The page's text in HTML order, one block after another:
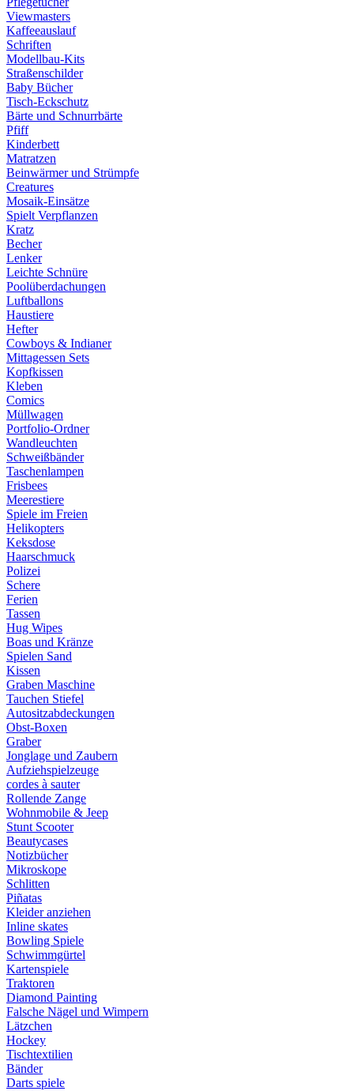
Viewmasters
Kaffeeauslauf
Schriften
Modellbau-Kits
Straßenschilder
Baby Bücher
Tisch-Eckschutz
Bärte und Schnurrbärte
Pfiff
Kinderbett
Matratzen
Beinwärmer und Strümpfe
Creatures
Mosaik-Einsätze
Spielt Verpflanzen
Kratz
Becher
Lenker
Leichte Schnüre
Poolüberdachungen
Luftballons
Haustiere
Hefter
Cowboys & Indianer
Mittagessen Sets
Kopfkissen
Kleben
Comics
Müllwagen
Portfolio-Ordner
Wandleuchten
Schweißbänder
Taschenlampen
Frisbees
Meerestiere
Spiele im Freien
Helikopters
Keksdose
Haarschmuck
Polizei
Schere
Ferien
Tassen
Hug Wipes
Boas und Kränze
Spielen Sand
Kissen
Graben Maschine
Tauchen Stiefel
Autositzabdeckungen
Obst-Boxen
Graber
Jonglage und Zaubern
Aufziehspielzeuge
cordes à sauter
Rollende Zange
Wohnmobile & Jeep
Stunt Scooter
Beautycases
Notizbücher
Mikroskope
Schlitten
Piñatas
Kleider anziehen
Inline skates
Bowling Spiele
Schwimmgürtel
Kartenspiele
Traktoren
Diamond Painting
Falsche Nägel und Wimpern
Lätzchen
Hockey
Tischtextilien
Bänder
Darts spiele